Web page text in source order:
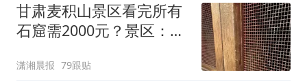
甘肃麦积山景区看完所有
石窟需2000元？景区：部
可按需买
潇湘晨报 79跟贴